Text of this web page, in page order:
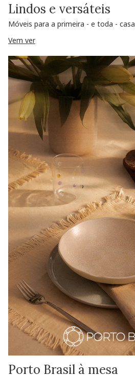
Lindos e versáteis
Móveis para a primeira - e toda - casa
Vem ver
Porto Brasil à mesa